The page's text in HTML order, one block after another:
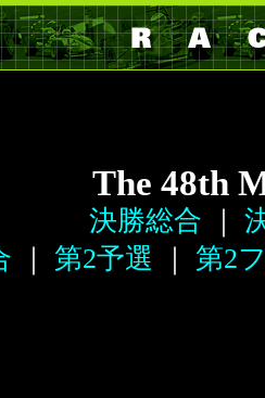
The 48th
決勝総合
第2予選 第2